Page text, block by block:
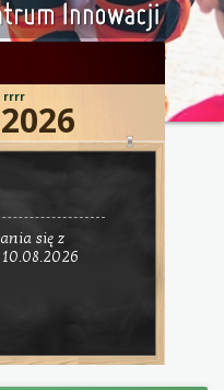
rrrr
2026
się z